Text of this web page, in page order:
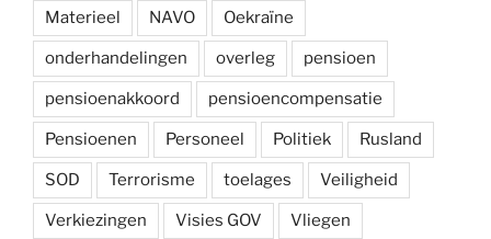
Materieel NAVO Oekraïne
onderhandelingen overleg pensioen
pensioenakkoord pensioencompensatie
Pensioenen Personeel Politiek Rusland
SOD Terrorisme toelages Veiligheid
Verkiezingen Visies GOV Vliegen